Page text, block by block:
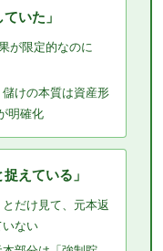
いた」
が限定的なのに
けの本質は資産形
明確化
えている」
だけ見て、元本返
いない